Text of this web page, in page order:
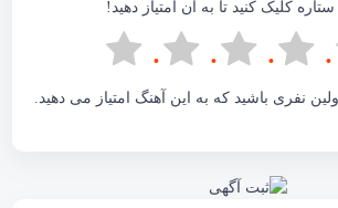
کلیک کنید تا به آن امتیاز دهید!
نفری باشید که به این آهنگ امتیاز می دهید.